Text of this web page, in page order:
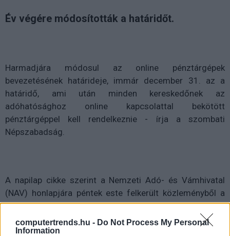
computertrends.hu - Do Not Process My Personal
Information
Év végére módosították a határidőt.
Harmadjára módosul az online pénztárgépek
bevezetésének határideje, immár december 31. az a
határidő, ami után minden kereskedőnek az
adóhatósághoz online kapcsolattal bekötött
pénztárgéppel kell rendelkeznie - írja a szombati
Népszabadság.
A napilap cikke szerint a Nemzeti Adó- és Vámhivatal
(NAV) honlapjára péntek este felkerült közleményből a
felületes olvasónak nemigen derül ki, hogy milyen fontos
döntés született az adóhatóságnál, nyilvánvalóan a
szaktárca egyetértésével.